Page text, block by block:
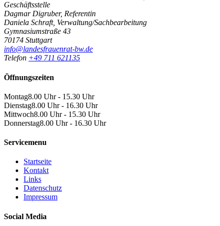
Geschäftsstelle
Dagmar Digruber, Referentin
Daniela Schraft, Verwaltung/Sachbearbeitung
Gymnasiumstraße 43
70174 Stuttgart
info@landesfrauenrat-bw.de
Telefon +49 711 621135
Öffnungszeiten
Montag8.00 Uhr - 15.30 Uhr
Dienstag8.00 Uhr - 16.30 Uhr
Mittwoch8.00 Uhr - 15.30 Uhr
Donnerstag8.00 Uhr - 16.30 Uhr
Servicemenu
Startseite
Kontakt
Links
Datenschutz
Impressum
Social Media